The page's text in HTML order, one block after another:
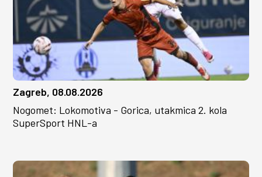
Zagreb, 08.08.2026
Nogomet: Lokomotiva - Gorica, utakmica 2. kola
SuperSport HNL-a